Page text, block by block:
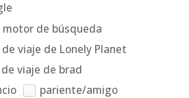
de búsqueda
de viaje de Lonely Planet
viaje de brad
pariente/amigo